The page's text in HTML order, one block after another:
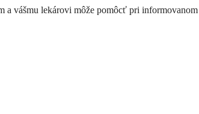
vášmu lekárovi môže pomôcť pri